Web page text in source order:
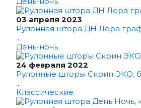
03 апреля 2023
Рулонная штора ДН Лора
...
День-ночь
24 февраля 2022
Рулонные шторы Скрин ЭКО,
...
Классические